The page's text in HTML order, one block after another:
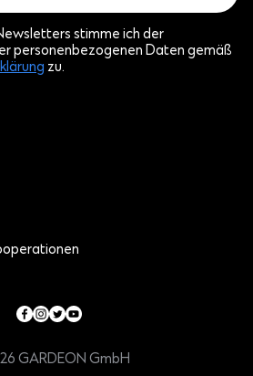
stimme ich der
personenbezogenen Daten gemäß
zu.
GARDEON GmbH